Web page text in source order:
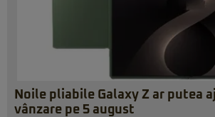
Noile pliabile Galaxy Z ar putea
vânzare pe 5 august